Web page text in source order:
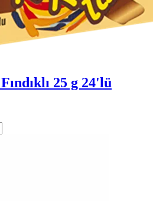
25 g 24'lü